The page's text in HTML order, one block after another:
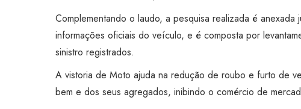
Complementando o laudo, a pesquisa realizada é
informações oficiais do veículo, e é composta por
sinistro registrados.
A vistoria de Moto ajuda na redução de roubo e furto de
bem e dos seus agregados, inibindo o comércio de